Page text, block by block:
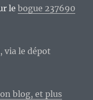
lebogue 237690
blog, et plus